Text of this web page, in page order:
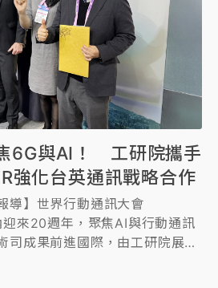
6G與AI！ 工研院攜手
強化台英通訊戰略合作
導】世界行動通訊大會
迎來20週年，聚焦AI與行動通訊
司成果前進國際，由工研院展示
路與通感融合等技術，今年工
級電信樞紐 TITAN、未來通訊